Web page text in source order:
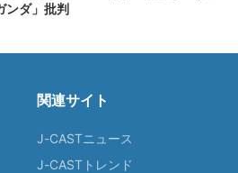
ンダ」批判
関連サイト
J-CASTニュース
J-CASTトレンド